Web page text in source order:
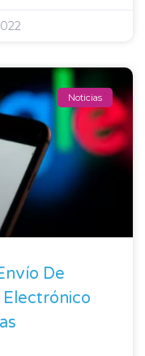
Noticias
De
Electrónico